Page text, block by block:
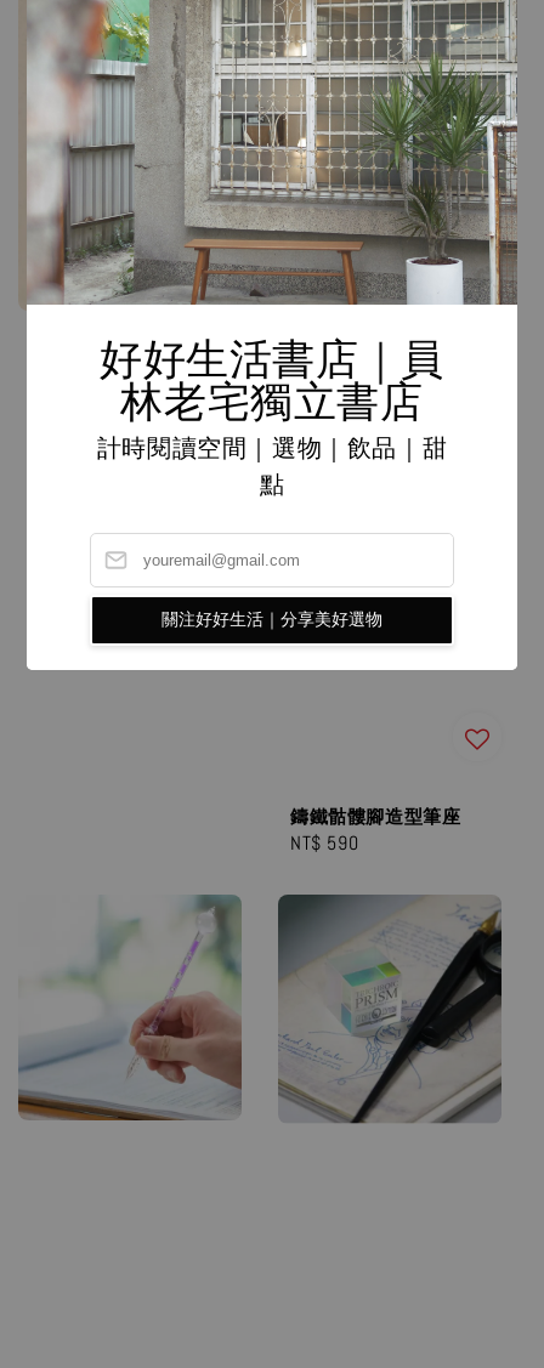
好好生活書店｜員
林老宅獨立書店
計時閱讀空間｜選物｜飲品｜甜
點
關注好好生活｜分享美好選物
《臺灣漫遊錄》英文版
Taiwan Travelogue
鑄鐵骷髏腳造型筆座
Regular
NT$ 590